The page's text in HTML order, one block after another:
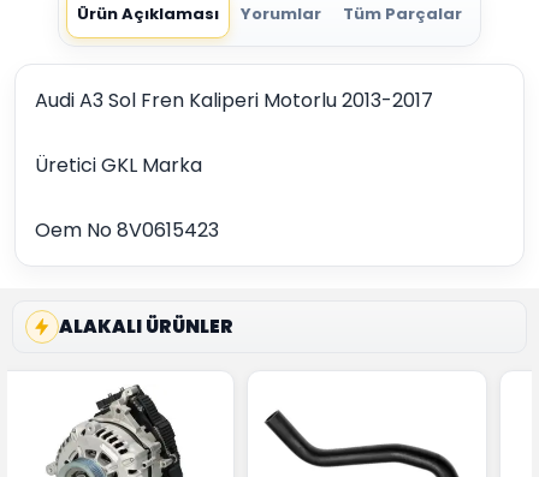
Ürün Açıklaması Yorumlar Tüm Parçalar
Audi A3 Sol Fren Kaliperi Motorlu 2013-2017
Üretici GKL Marka
Oem No 8V0615423
ALAKALI ÜRÜNLER